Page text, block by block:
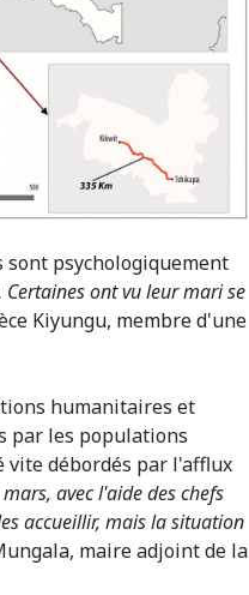
sont psychologiquement
ont vu leur mari se
Kiyungu, membre d'une
humanitaires et
par les populations
vite débordés par l'afflux
avec l'aide des chefs
accueillir, mais la situation
maire adjoint de la